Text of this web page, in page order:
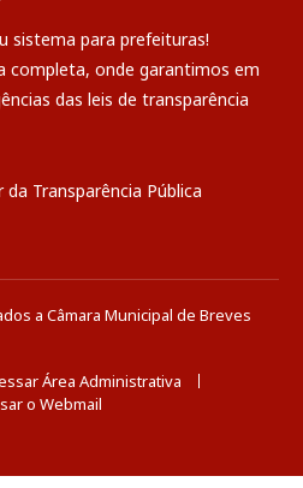
sistema para prefeituras!
completa, onde garantimos em
das leis de transparência
da Transparência Pública
a Câmara Municipal de Breves
Área Administrativa
o Webmail